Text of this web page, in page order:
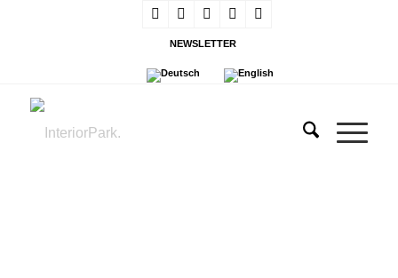
NEWSLETTER